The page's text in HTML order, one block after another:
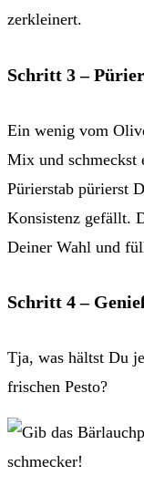
Schritt 3 –
Ein wenig vom
Mix und schmeckst
Pürierstab pürierst
Konsistenz gefällt.
Deiner Wahl und
Schritt 4 –
Tja, was hältst Du
frischen Pesto?